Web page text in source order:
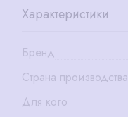
Характеристики
Бренд
Страна производства
Для кого